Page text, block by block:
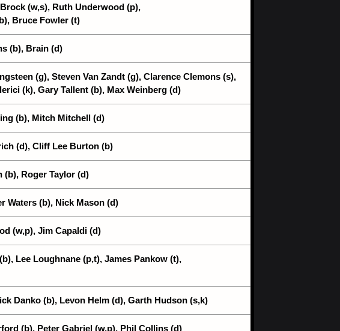
(w,s), Ruth Underwood (p),
Bruce Fowler (t)
(b), Brain (d)
(g), Steven Van Zandt (g), Clarence Clemons (s),
(k), Gary Tallent (b), Max Weinberg (d)
(b), Mitch Mitchell (d)
(d), Cliff Lee Burton (b)
(b), Roger Taylor (d)
Waters (b), Nick Mason (d)
(w,p), Jim Capaldi (d)
Lee Loughnane (p,t), James Pankow (t),
Danko (b), Levon Helm (d), Garth Hudson (s,k)
(b), Peter Gabriel (w,p), Phil Collins (d)